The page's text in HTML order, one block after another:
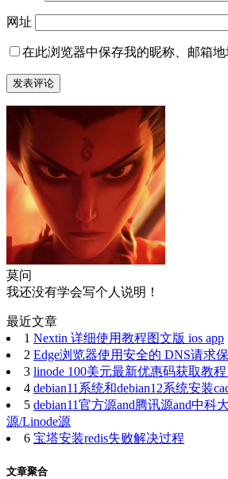
网址
在此浏览器中保存我的昵称、邮箱地
莫问
我还没有学会写个人说明！
最近文章
1 Nextin 详细使用教程图文版 ios app
2 Edge浏览器使用安全的 DNS请求
3 linode 100美元最新优惠码获取教
4 debian11系统和debian12系统安装
5 debian11官方源and腾讯源and中科
源/Linode源
6 宝塔安装redis失败解决过程
文章聚合